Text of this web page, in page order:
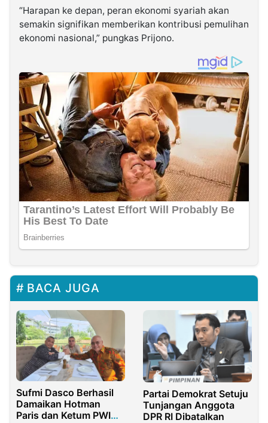
“Harapan ke depan, peran ekonomi syariah akan
semakin signifikan memberikan kontribusi pemulihan
ekonomi nasional,” pungkas Prijono.
BACA JUGA
Sufmi Dasco Berhasil
Damaikan Hotman
Paris dan Ketum PWI
Partai Demokrat Setuju
Tunjangan Anggota
DPR RI Dibatalkan